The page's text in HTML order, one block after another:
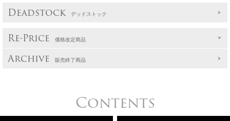
Deadstock デッドストック
Re-Price 価格改定商品
Archive 販売終了商品
Contents